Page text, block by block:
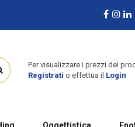
Per visualizzare i prezzi dei
Registrati o effettua il Login
Oggettistica